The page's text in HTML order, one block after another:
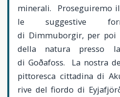
minerali. Proseguiremo
le suggestive
di Dimmuborgir, per poi
della natura presso la
di Goðafoss. La nostra
pittoresca cittadina di
rive del fiordo di